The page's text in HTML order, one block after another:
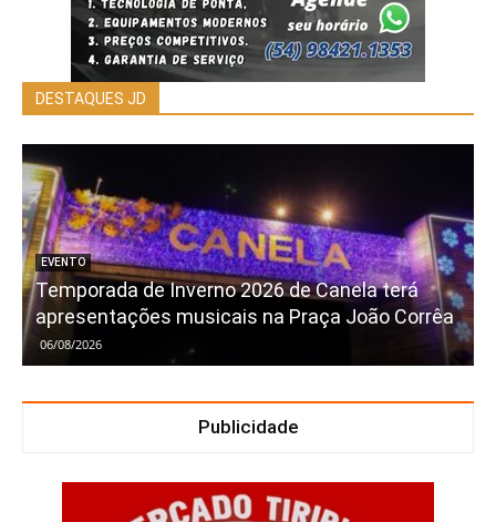
DESTAQUES JD
EVENTO
Temporada de Inverno 2026 de Canela terá
apresentações musicais na Praça João Corrêa
06/08/2026
Publicidade